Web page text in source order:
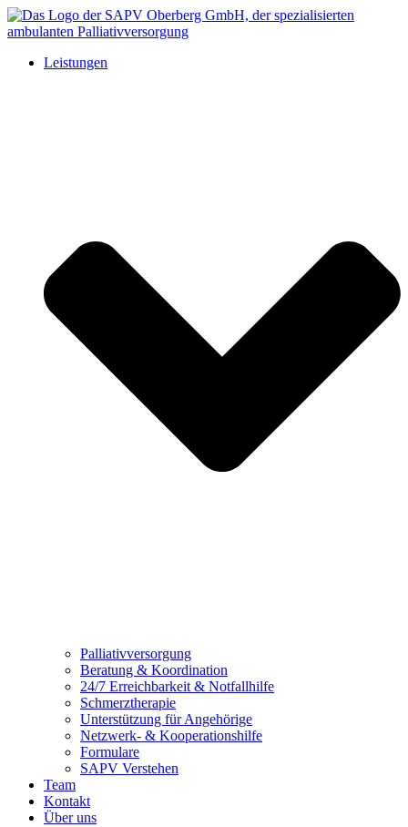
Leistungen
Palliativversorgung
Beratung & Koordination
24/7 Erreichbarkeit & Notfallhilfe
Schmerztherapie
Unterstützung für Angehörige
Netzwerk- & Kooperationshilfe
Formulare
SAPV Verstehen
Team
Kontakt
Über uns